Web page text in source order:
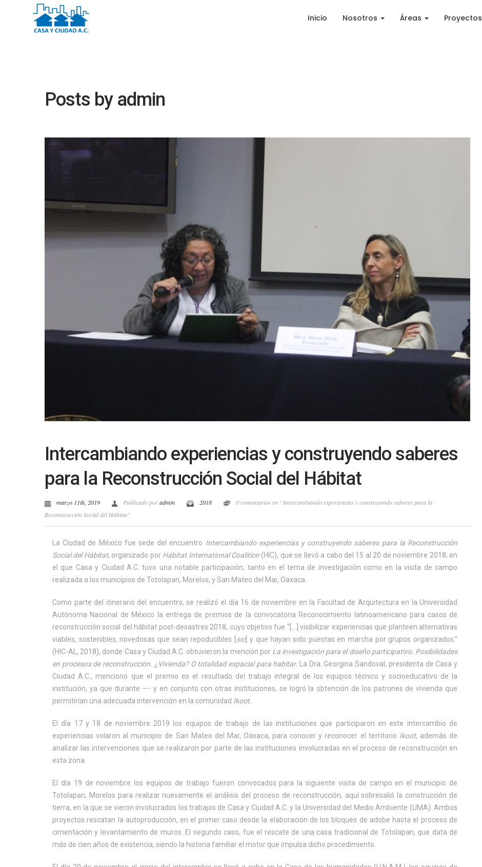
Inicio Nosotros Áreas Proyectos
Posts by admin
Intercambiando experiencias y construyendo saberes
para la Reconstrucción Social del Hábitat
marzo 11th, 2019 Publicado poradmin 2018
0 comentarios en “Intercambiando experiencias y construyendo saberes para la
Reconstrucción Social del Hábitat”
La Ciudad de México fue sede del encuentro Intercambiando experiencias y construyendo saberes para la Reconstrucción
Social del Hábitat, organizado por Hábitat International Coalition (HIC), que se llevó a cabo del 15 al 20 de noviembre 2018; en
el que Casa y Ciudad A.C. tuvo una notable participación, tanto en el tema de investigación como en la visita de campo
realizada a los municipios de Totolapan, Morelos, y San Mateo del Mar, Oaxaca.
Como parte del itinerario del encuentro, se realizó el día 16 de noviembre en la Facultad de Arquitectura en la Universidad
Autónoma Nacional de México la entrega de premios de la convocatoria Reconocimiento latinoamericano para casos de
reconstrucción social del hábitat post-desastres 2018, cuyo objetivo fue “[…] visibilizar experiencias que planteen alternativas
viables, sostenibles, novedosas que sean repoducibles [ sic] y que hayan sido puestas en marcha por grupos organizados.”
(HIC-AL, 2018), donde Casa y Ciudad A.C. obtuvieron la mención por La investigación para el diseño participativo. Posibilidades
en procesos de reconstrucción. ¿Vivienda? O totalidad espacial para habitar. La Dra. Georgina Sandoval, presidenta de Casa y
Ciudad A.C., mencionó que el premio es el resultado del trabajo integral de los equipos técnico y socioeducativo de la
institución, ya que durante —- y en conjunto con otras instituciones, se logró la obtención de los patrones de vivienda que
permitirían una adecuada intervención en la comunidad Ikoot.
El día 17 y 18 de noviembre 2019 los equipos de trabajo de las instituciones que participaron en este intercambio de
experiencias volaron al municipio de San Mateo del Mar, Oaxaca, para conocer y reconocer el territorio Ikoot, además de
analizar las intervenciones que se realizaron por parte de las instituciones involucradas en el proceso de reconstrucción en
esta zona.
El día 19 de noviembre los equipos de trabajo fueron convocados para la siguiente visita de campo en el municipio de
Totolapan, Morelos para realizar nuevamente el análisis del proceso de reconstrucción, aquí sobresalió la construcción de
tierra, en la que se vieron involucrados los trabajos de Casa y Ciudad A.C. y la Universidad del Medio Ambiente (UMA). Ambos
proyectos rescatan la autoproducción, en el primer caso desde la elaboración de los bloques de adobe hasta el proceso de
cimentación y levantamiento de muros. El segundo caso, fue el rescate de una casa tradicional de Totolapan, que data de
más de cien años de existencia, siendo la historia familiar el motor que impulsa dicho procedimiento.